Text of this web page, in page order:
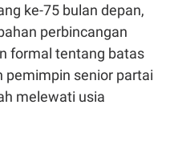
ke-75 bulan depan,
perbincangan
formal tentang batas
pemimpin senior partai
melewati usia